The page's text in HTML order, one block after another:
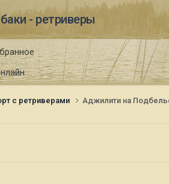
- ретриверы
с ретриверами Аджилити на